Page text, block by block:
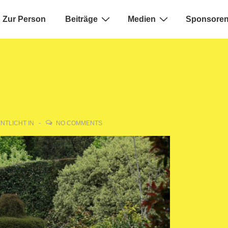
Zur Person Beiträge Medien
IN NO COMMENTS